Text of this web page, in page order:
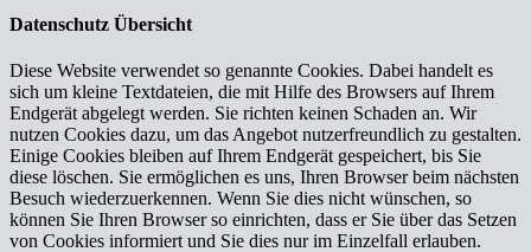
Datenschutz Übersicht
Diese Website verwendet so genannte Cookies. Dabei handelt es
sich um kleine Textdateien, die mit Hilfe des Browsers auf Ihrem
Endgerät abgelegt werden. Sie richten keinen Schaden an. Wir
nutzen Cookies dazu, um das Angebot nutzerfreundlich zu gestalten.
Einige Cookies bleiben auf Ihrem Endgerät gespeichert, bis Sie
diese löschen. Sie ermöglichen es uns, Ihren Browser beim nächsten
Besuch wiederzuerkennen. Wenn Sie dies nicht wünschen, so
können Sie Ihren Browser so einrichten, dass er Sie über das Setzen
von Cookies informiert und Sie dies nur im Einzelfall erlauben.